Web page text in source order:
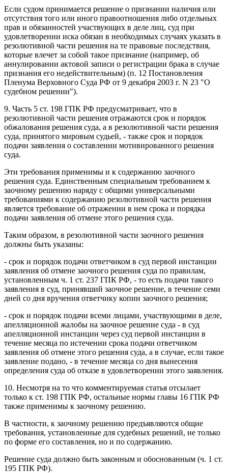
Если судом принимается решение о признании наличия или
отсутствия того или иного правоотношения либо отдельных
прав и обязанностей участвующих в деле лиц, суд при
удовлетворении иска обязан в необходимых случаях указать в
резолютивной части решения на те правовые последствия,
которые влечет за собой такое признание (например, об
аннулировании актовой записи о регистрации брака в случае
признания его недействительным) (п. 12 Постановления
Пленума Верховного Суда РФ от 9 декабря 2003 г. N 23 "О
судебном решении").
9. Часть 5 ст. 198 ГПК РФ предусматривает, что в
резолютивной части решения отражаются срок и порядок
обжалования решения суда, а в резолютивной части решения
суда, принятого мировым судьей, - также срок и порядок
подачи заявления о составлении мотивированного решения
суда.
Эти требования применимы и к содержанию заочного
решения суда. Единственным специальным требованием к
заочному решению наряду с общими универсальными
требованиями к содержанию резолютивной части решения
является требование об отражении в нем срока и порядка
подачи заявления об отмене этого решения суда.
Таким образом, в резолютивной части заочного решения
должны быть указаны:
- срок и порядок подачи ответчиком в суд первой инстанции
заявления об отмене заочного решения суда по правилам,
установленным ч. 1 ст. 237 ГПК РФ, - то есть подачи такого
заявления в суд, принявший заочное решение, в течение семи
дней со дня вручения ответчику копии заочного решения;
- срок и порядок подачи всеми лицами, участвующими в деле,
апелляционной жалобы на заочное решение суда - в суд
апелляционной инстанции через суд первой инстанции в
течение месяца по истечении срока подачи ответчиком
заявления об отмене этого решения суда, а в случае, если такое
заявление подано, - в течение месяца со дня вынесения
определения суда об отказе в удовлетворении этого заявления.
10. Несмотря на то что комментируемая статья отсылает
только к ст. 198 ГПК РФ, остальные нормы главы 16 ГПК РФ
также применимы к заочному решению.
В частности, к заочному решению предъявляются общие
требования, установленные для судебных решений, не только
по форме его составления, но и по содержанию.
Решение суда должно быть законным и обоснованным (ч. 1 ст.
195 ГПК РФ).